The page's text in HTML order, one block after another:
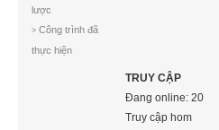
lược
> Công trình đã
thực hiện
TRUY CẬP
Đang online: 20
Truy cập hom